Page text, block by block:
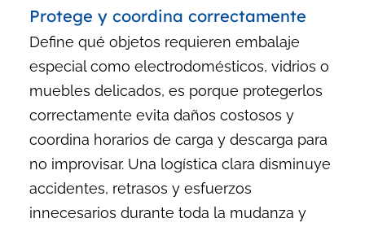
Protege y coordina correctamente
Define qué objetos requieren embalaje
especial como electrodomésticos, vidrios o
muebles delicados, es porque protegerlos
correctamente evita daños costosos y
coordina horarios de carga y descarga para
no improvisar. Una logística clara disminuye
accidentes, retrasos y esfuerzos
innecesarios durante toda la mudanza y